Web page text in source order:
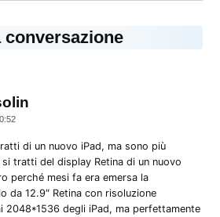
conversazione
di un nuovo iPad, ma sono più
tratti del display Retina di un nuovo
perché mesi fa era emersa la
da 12.9″ Retina con risoluzione
2048*1536 degli iPad, ma perfettamente